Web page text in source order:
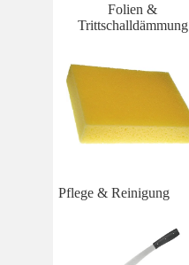
Folien &
Trittschalldämmung
Pflege & Reinigung